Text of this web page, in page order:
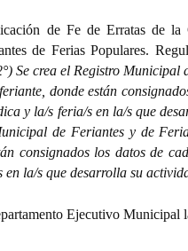
de Fe de Erratas de la
de Ferias Populares.
Se crea el Registro
donde están
y la/s feria/s en la/s que
de Feriantes y de
consignados los datos de
en la/s que desarrolla su
Ejecutivo Municipal